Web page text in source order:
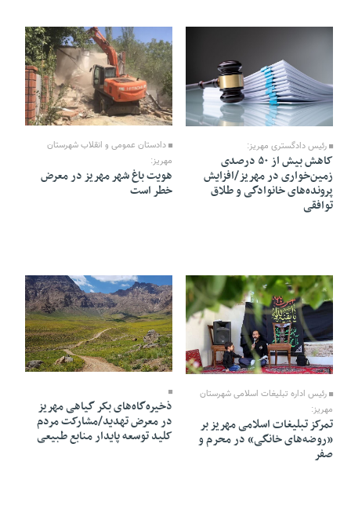
رئیس دادگستری مهریز:
کاهش بیش از ۵۰ درصدی
زمین‌خواری در مهریز/افزایش
پرونده‌های خانوادگی و طلاق
توافقی
06 Tir 1405 - 16:11
دادستان عمومی و انقلاب شهرستان
مهریز:
هویت باغ‌ شهر مهریز در معرض
خطر است
26 Khordad 1405 - 08:04
رئیس اداره تبلیغات اسلامی شهرستان
مهریز:
تمرکز تبلیغات اسلامی مهریز بر
«روضه‌های خانگی» در محرم و
صفر
24 Khordad 1405 - 17:12
ذخیره‌گاه‌های بکر گیاهی مهریز
در معرض تهدید/مشارکت مردم
کلید توسعه پایدار منابع طبیعی